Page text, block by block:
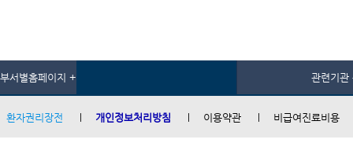
부서별홈페이지 + 관련기관
환자권리장전 개인정보처리방침 이용약관 비급여진료비용